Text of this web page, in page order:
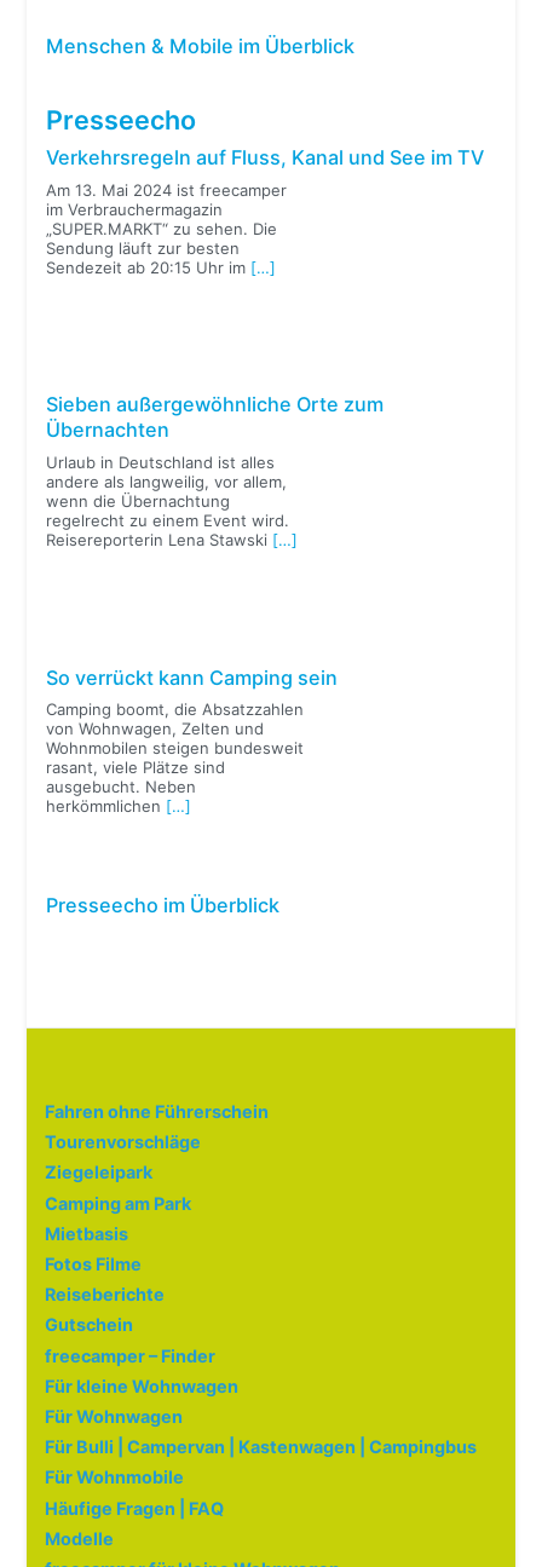
Menschen & Mobile im Überblick
Presseecho
Verkehrsregeln auf Fluss, Kanal und See im TV
Am 13. Mai 2024 ist freecamper
im Verbrauchermagazin
„SUPER.MARKT“ zu sehen. Die
Sendung läuft zur besten
Sendezeit ab 20:15 Uhr im […]
Sieben außergewöhnliche Orte zum
Übernachten
Urlaub in Deutschland ist alles
andere als langweilig, vor allem,
wenn die Übernachtung
regelrecht zu einem Event wird.
Reisereporterin Lena Stawski […]
So verrückt kann Camping sein
Camping boomt, die Absatzzahlen
von Wohnwagen, Zelten und
Wohnmobilen steigen bundesweit
rasant, viele Plätze sind
ausgebucht. Neben
herkömmlichen […]
Presseecho im Überblick
Fahren ohne Führerschein
Tourenvorschläge
Ziegeleipark
Camping am Park
Mietbasis
Fotos Filme
Reiseberichte
Gutschein
freecamper – Finder
Für kleine Wohnwagen
Für Wohnwagen
Für Bulli | Campervan | Kastenwagen | Campingbus
Für Wohnmobile
Häufige Fragen | FAQ
Modelle